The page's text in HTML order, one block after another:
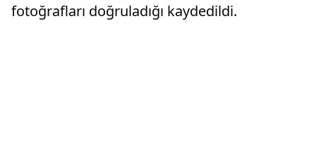
fotoğrafları doğruladığı kaydedildi.